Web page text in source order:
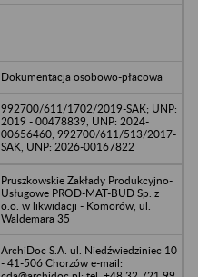
Dokumentacja osobowo-płacowa
992700/611/1702/2019-SAK; UNP:
2019 - 00478839, UNP: 2024-
00656460, 992700/611/513/2017-
SAK, UNP: 2026-00167822
Pruszkowskie Zakłady Produkcyjno-
Usługowe PROD-MAT-BUD Sp. z
o.o. w likwidacji - Komorów, ul.
Waldemara 35
ArchiDoc S.A. ul. Niedźwiedziniec 10
- 41-506 Chorzów e-mail: